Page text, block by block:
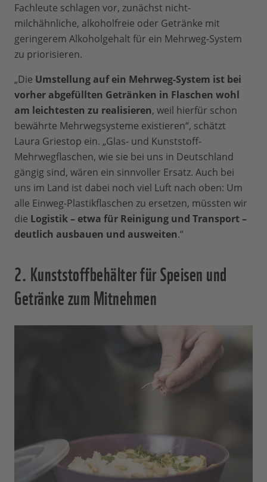
Fachleute schlagen vor, zunächst nicht-
milchähnliche, alkoholfreie oder Getränke mit
geringerem Alkoholgehalt für ein Mehrweg-System
zu priorisieren.
„Die Umstellung auf ein Mehrweg-System ist bei
vorher abgefüllten Getränken in Flaschen wohl
am leichtesten zu realisieren, weil hierfür schon
bewährte Mehrwegsysteme existieren“, schätzt
Laura Griestop ein. „Glas- und Kunststoff-
Mehrwegflaschen, wie sie bei uns in Deutschland
gängig sind, wären ein sinnvoller Ersatz. Auch bei
uns im Land ist dabei noch viel Luft nach oben: Um
alle Einweg-Plastikflaschen zu ersetzen, müssten wir
die Logistik – etwa für Reinigung und Transport –
deutlich ausbauen und ausweiten.“
2. Kunststoffbehälter für Speisen und
Getränke zum Mitnehmen